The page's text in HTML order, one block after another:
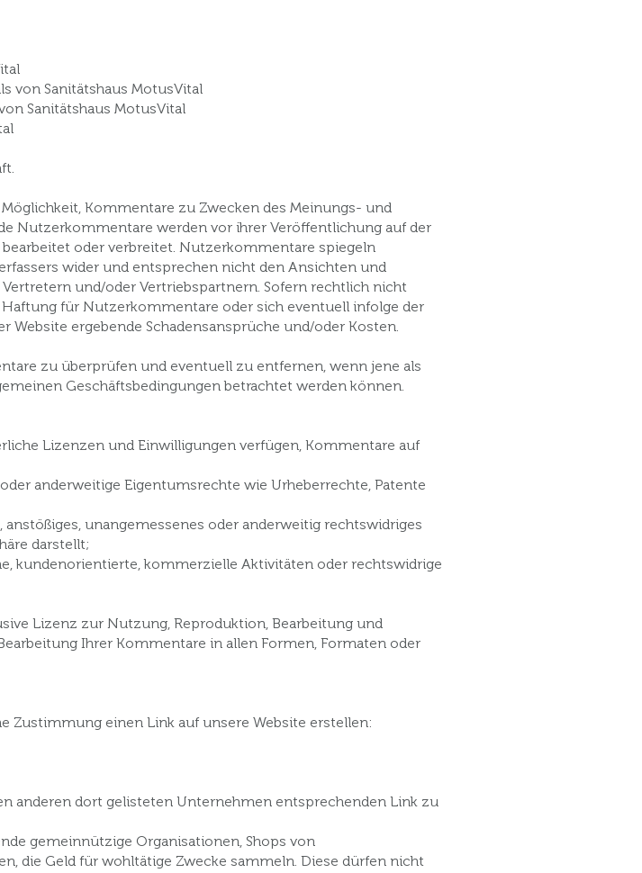
von Sanitätshaus MotusVital
Sanitätshaus MotusVital
Kommentare zu Zwecken des Meinungs- und
Nutzerkommentare werden vor ihrer Veröffentlichung auf der
oder verbreitet. Nutzerkommentare spiegeln
wider und entsprechen nicht den Ansichten und
und/oder Vertriebspartnern. Sofern rechtlich nicht
für Nutzerkommentare oder sich eventuell infolge der
ergebende Schadensansprüche und/oder Kosten.
zu überprüfen und eventuell zu entfernen, wenn jene als
Geschäftsbedingungen betrachtet werden können.
Lizenzen und Einwilligungen verfügen, Kommentare auf
anderweitige Eigentumsrechte wie Urheberrechte, Patente
unangemessenes oder anderweitig rechtswidriges
darstellt;
kundenorientierte, kommerzielle Aktivitäten oder rechtswidrige
Lizenz zur Nutzung, Reproduktion, Bearbeitung und
Ihrer Kommentare in allen Formen, Formaten oder
einen Link auf unsere Website erstellen:
anderen dort gelisteten Unternehmen entsprechenden Link zu
gemeinnützige Organisationen, Shops von
die Geld für wohltätige Zwecke sammeln. Diese dürfen nicht